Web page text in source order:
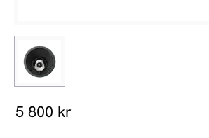
5 800 kr